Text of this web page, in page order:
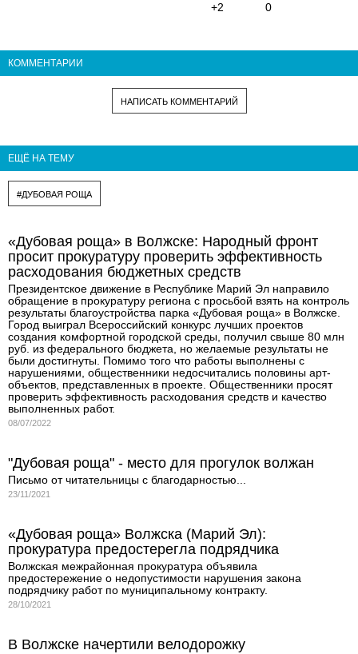
+2
0
КОММЕНТАРИИ
НАПИСАТЬ КОММЕНТАРИЙ
ЕЩЁ НА ТЕМУ
#ДУБОВАЯ РОЩА
«Дубовая роща» в Волжске: Народный фронт
просит прокуратуру проверить эффективность
расходования бюджетных средств
Президентское движение в Республике Марий Эл направило
обращение в прокуратуру региона с просьбой взять на контроль
результаты благоустройства парка «Дубовая роща» в Волжске.
Город выиграл Всероссийский конкурс лучших проектов
создания комфортной городской среды, получил свыше 80 млн
руб. из федерального бюджета, но желаемые результаты не
были достигнуты. Помимо того что работы выполнены с
нарушениями, общественники недосчитались половины арт-
объектов, представленных в проекте. Общественники просят
проверить эффективность расходования средств и качество
выполненных работ.
08/07/2022
"Дубовая роща" - место для прогулок волжан
Письмо от читательницы с благодарностью...
23/11/2021
«Дубовая роща» Волжска (Марий Эл):
прокуратура предостерегла подрядчика
Волжская межрайонная прокуратура объявила
предостережение о недопустимости нарушения закона
подрядчику работ по муниципальному контракту.
28/10/2021
В Волжске начертили велодорожку